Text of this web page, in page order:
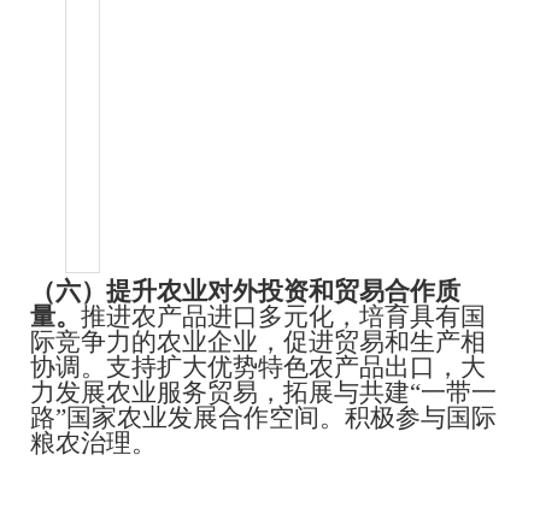
（六）提升农业对外投资和贸易合作质
量。 推进农产品进口多元化，培育具有国
际竞争力的农业企业，促进贸易和生产相
协调。支持扩大优势特色农产品出口，大
力发展农业服务贸易，拓展与共建“一带一
路”国家农业发展合作空间。积极参与国际
粮农治理。